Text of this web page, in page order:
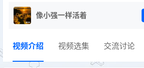
像小强一样活着
视频介绍 视频选集 交流讨论